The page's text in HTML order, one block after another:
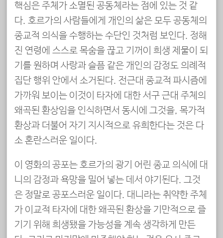
핵심은 주체가 소멸된 공동체라는 점에 있는 것 같
다. 호르가의 사람들에게 개인의 삶은 모두 공동체의
종교적 의식을 수행하는 수단인 것처럼 보인다. 정해
진 연령에 스스로 목숨을 끊고 기꺼이 희생 제물이 되
기를 원하며 사랑과 슬픔 같은 개인의 감정도 의례적
집단 행위 안에서 소거된다. 전근대 종교적 파시즘에
가까워 보이는 이것이 타자에 대한 서구 근대 주체의
왜곡된 환상임을 인식하면서 동시에 그것을, 목가적
환상과 더불어 자기 지시적으로 유희한다는 것은 다
소 혼란스러운 일이다.
이 영화의 공포는 호르가의 광기 어린 종교 의식에 대
니의 감정과 욕망을 밀어 넣는 데서 야기된다. 그것
은 정말로 공포스러운 일이다. 대니라는 취약한 주체
가 이교적 타자에 대한 왜곡된 환상을 기만적으로 즐
기기 위해 희생됐을 가능성을 계속 생각하게 만든